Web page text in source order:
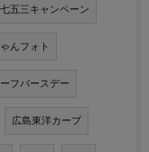
七五三キャンペーン
んフォト
フバースデー
広島東洋カープ